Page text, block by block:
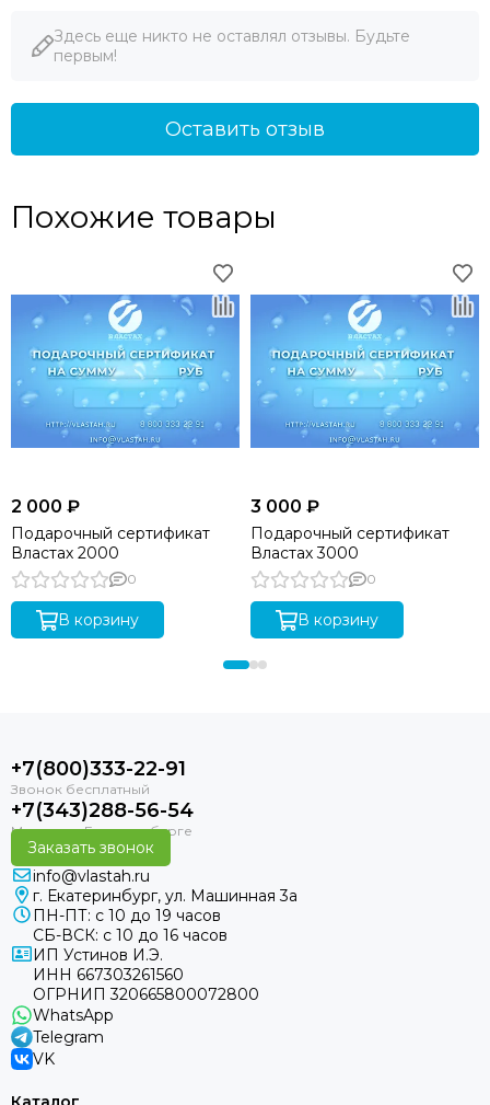
Здесь еще никто не оставлял отзывы. Будьте
первым!
Оставить отзыв
Похожие товары
2 000 ₽
Подарочный сертификат
Властах 2000
0
В корзину
3 000 ₽
Подарочный сертификат
Властах 3000
0
В корзину
+7(800)333-22-91
+7(343)288-56-54
Заказать звонок
info@vlastah.ru
г. Екатеринбург, ул. Машинная 3а
ПН-ПТ: с 10 до 19 часов
СБ-ВСК: с 10 до 16 часов
ИП Устинов И.Э.
ИНН 667303261560
ОГРНИП 320665800072800
WhatsApp
Telegram
VK